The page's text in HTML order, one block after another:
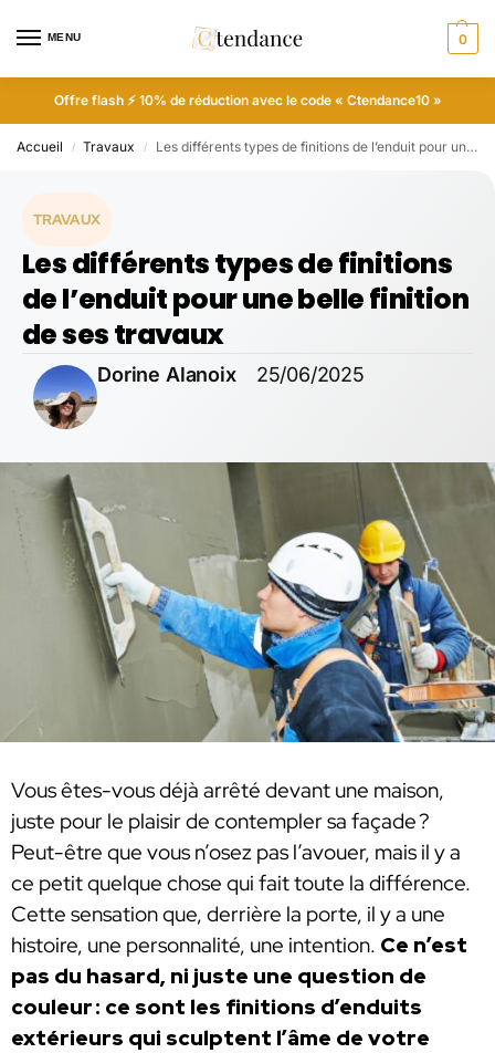
MENU 0
Offre flash ⚡ 10% de réduction avec le code « Ctendance10 »
Accueil / Travaux / Les différents types de finitions de l’enduit pour une belle finition de ses travaux
TRAVAUX
Les différents types de finitions
de l’enduit pour une belle finition
de ses travaux
Dorine Alanoix 25/06/2025
Vous êtes-vous déjà arrêté devant une maison,
juste pour le plaisir de contempler sa façade ?
Peut-être que vous n’osez pas l’avouer, mais il y a
ce petit quelque chose qui fait toute la différence.
Cette sensation que, derrière la porte, il y a une
histoire, une personnalité, une intention. Ce n’est
pas du hasard, ni juste une question de
couleur : ce sont les finitions d’enduits
extérieurs qui sculptent l’âme de votre